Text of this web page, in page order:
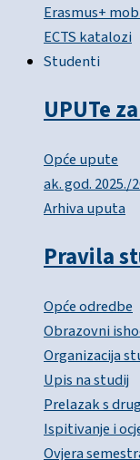
Erasmus+
ECTS katalozi
Studenti
UPUTe
Opće upute
ak. god. 2025./
Arhiva uputa
Pravila
Opće odredbe
Obrazovni
Organizacija
Upis na studij
Prelazak s
Ispitivanje i
Ovjera